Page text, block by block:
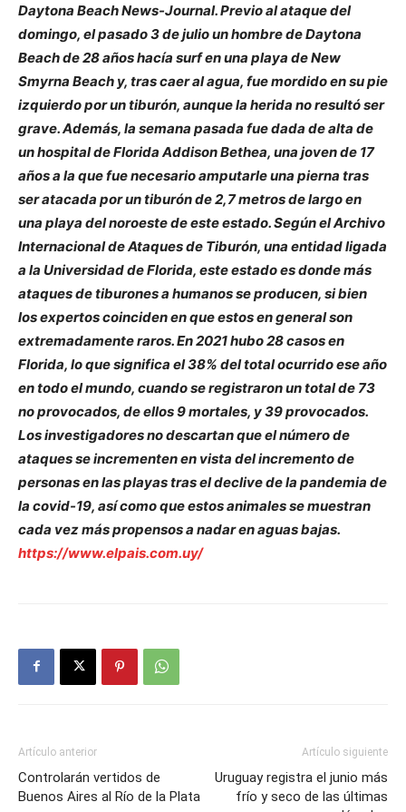
Daytona Beach News-Journal. Previo al ataque del
domingo, el pasado 3 de julio un hombre de Daytona
Beach de 28 años hacía surf en una playa de New
Smyrna Beach y, tras caer al agua, fue mordido en su pie
izquierdo por un tiburón, aunque la herida no resultó ser
grave. Además, la semana pasada fue dada de alta de
un hospital de Florida Addison Bethea, una joven de 17
años a la que fue necesario amputarle una pierna tras
ser atacada por un tiburón de 2,7 metros de largo en
una playa del noroeste de este estado. Según el Archivo
Internacional de Ataques de Tiburón, una entidad ligada
a la Universidad de Florida, este estado es donde más
ataques de tiburones a humanos se producen, si bien
los expertos coinciden en que estos en general son
extremadamente raros. En 2021 hubo 28 casos en
Florida, lo que significa el 38% del total ocurrido ese año
en todo el mundo, cuando se registraron un total de 73
no provocados, de ellos 9 mortales, y 39 provocados.
Los investigadores no descartan que el número de
ataques se incrementen en vista del incremento de
personas en las playas tras el declive de la pandemia de
la covid-19, así como que estos animales se muestran
cada vez más propensos a nadar en aguas bajas.
https://www.elpais.com.uy/
Artículo anterior
Controlarán vertidos de
Buenos Aires al Río de la Plata
Artículo siguiente
Uruguay registra el junio más
frío y seco de las últimas